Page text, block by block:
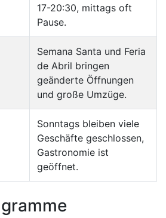
17-20:30, mittags oft
Pause.
Semana Santa und Feria
de Abril bringen
geänderte Öffnungen
und große Umzüge.
Sonntags bleiben viele
Geschäfte geschlossen,
Gastronomie ist
geöffnet.